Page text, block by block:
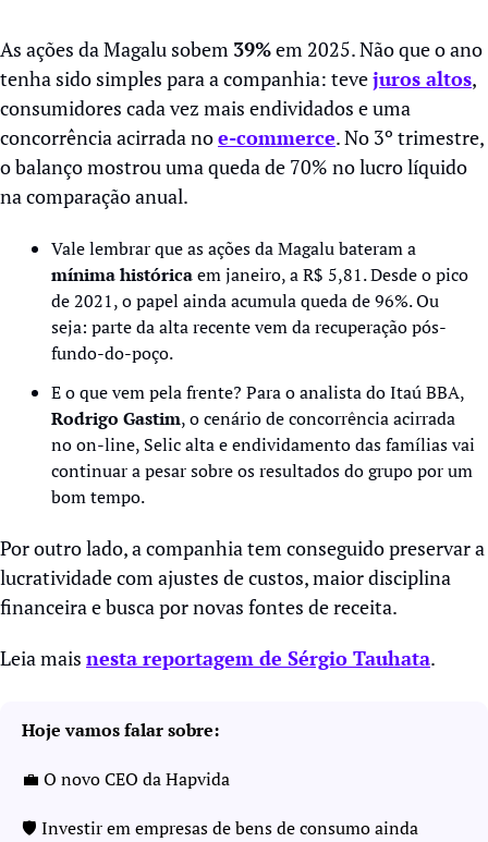
As ações da Magalu sobem 39% em 2025. Não que o ano
tenha sido simples para a companhia: teve juros altos,
consumidores cada vez mais endividados e uma
concorrência acirrada no e-commerce. No 3º trimestre,
o balanço mostrou uma queda de 70% no lucro líquido
na comparação anual.
mínima histórica em janeiro, a R$ 5,81. Desde o pico
de 2021, o papel ainda acumula queda de 96%. Ou
seja: parte da alta recente vem da recuperação pós-
fundo-do-poço.
Rodrigo Gastim, o cenário de concorrência acirrada
no on-line, Selic alta e endividamento das famílias vai
continuar a pesar sobre os resultados do grupo por um
bom tempo.
Por outro lado, a companhia tem conseguido preservar a
lucratividade com ajustes de custos, maior disciplina
financeira e busca por novas fontes de receita.
Leia mais nesta reportagem de Sérgio Tauhata.
Hoje vamos falar sobre:
💼 O novo CEO da Hapvida
🛡️ Investir em empresas de bens de consumo ainda